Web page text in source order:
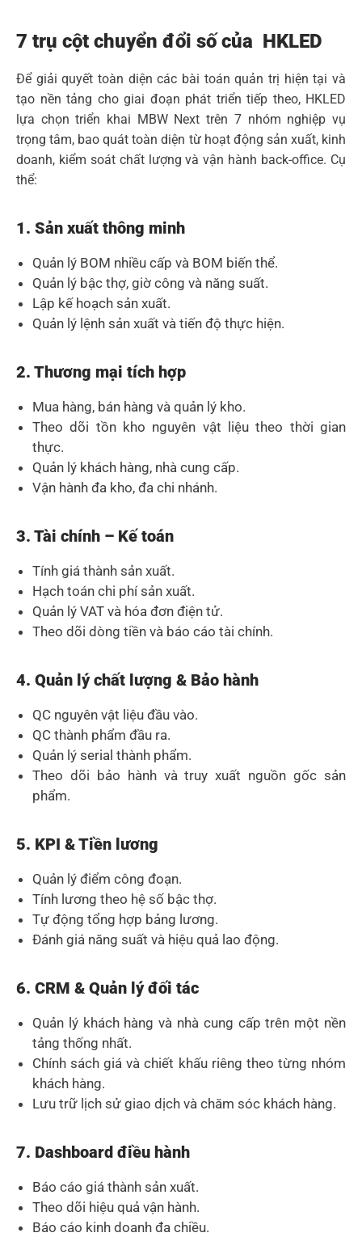
7 trụ cột chuyển đổi số của HKLED
Để giải quyết toàn diện các bài toán quản trị hiện tại và
tạo nền tảng cho giai đoạn phát triển tiếp theo, HKLED
lựa chọn triển khai MBW Next trên 7 nhóm nghiệp vụ
trọng tâm, bao quát toàn diện từ hoạt động sản xuất, kinh
doanh, kiểm soát chất lượng và vận hành back-office. Cụ
thể:
1. Sản xuất thông minh
Quản lý BOM nhiều cấp và BOM biến thể.
Quản lý bậc thợ, giờ công và năng suất.
Lập kế hoạch sản xuất.
Quản lý lệnh sản xuất và tiến độ thực hiện.
2. Thương mại tích hợp
Mua hàng, bán hàng và quản lý kho.
Theo dõi tồn kho nguyên vật liệu theo thời gian
thực.
Quản lý khách hàng, nhà cung cấp.
Vận hành đa kho, đa chi nhánh.
3. Tài chính – Kế toán
Tính giá thành sản xuất.
Hạch toán chi phí sản xuất.
Quản lý VAT và hóa đơn điện tử.
Theo dõi dòng tiền và báo cáo tài chính.
4. Quản lý chất lượng & Bảo hành
QC nguyên vật liệu đầu vào.
QC thành phẩm đầu ra.
Quản lý serial thành phẩm.
Theo dõi bảo hành và truy xuất nguồn gốc sản
phẩm.
5. KPI & Tiền lương
Quản lý điểm công đoạn.
Tính lương theo hệ số bậc thợ.
Tự động tổng hợp bảng lương.
Đánh giá năng suất và hiệu quả lao động.
6. CRM & Quản lý đối tác
Quản lý khách hàng và nhà cung cấp trên một nền
tảng thống nhất.
Chính sách giá và chiết khấu riêng theo từng nhóm
khách hàng.
Lưu trữ lịch sử giao dịch và chăm sóc khách hàng.
7. Dashboard điều hành
Báo cáo giá thành sản xuất.
Theo dõi hiệu quả vận hành.
Báo cáo kinh doanh đa chiều.